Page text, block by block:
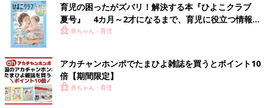
育児の困ったがズバリ！解決する本『ひよこクラブ
夏号』 4カ月～2才になるまで、育児に役立つ情報が
いっぱい！
赤ちゃん・育児
アカチャンホンポでたまひよ雑誌を買うとポイント10
倍【期間限定】
赤ちゃん・育児